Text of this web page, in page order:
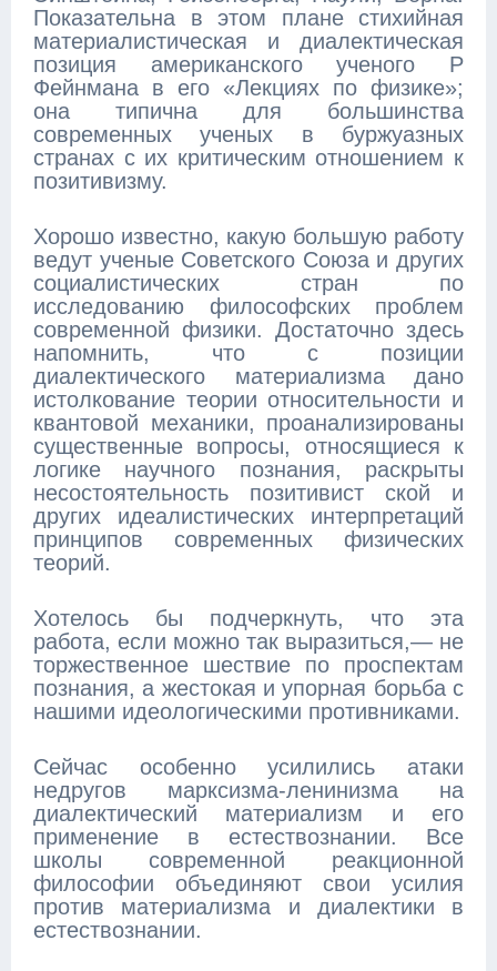
Показательна в этом плане стихийная
материалистическая и диалектическая
позиция американского ученого Р
Фейнмана в его «Лекциях по физике»;
она типична для большинства
современных ученых в буржуазных
странах с их критическим отношением к
позитивизму.
Хорошо известно, какую большую работу
ведут ученые Советского Союза и других
социалистических стран по
исследованию философских проблем
современной физики. Достаточно здесь
напомнить, что с позиции
диалектического материализма дано
истолкование теории относительности и
квантовой механики, проанализированы
существенные вопросы, относящиеся к
логике научного познания, раскрыты
несостоятельность позитивист ской и
других идеалистических интерпретаций
принципов современных физических
теорий.
Хотелось бы подчеркнуть, что эта
работа, если можно так выразиться,— не
торжественное шествие по проспектам
познания, а жестокая и упорная борьба с
нашими идеологическими противниками.
Сейчас особенно усилились атаки
недругов марксизма-ленинизма на
диалектический материализм и его
применение в естествознании. Все
школы современной реакционной
философии объединяют свои усилия
против материализма и диалектики в
естествознании.